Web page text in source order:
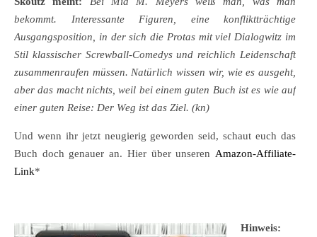
bekommt. Interessante Figuren, eine konfliktträchtige
Ausgangsposition, in der sich die Protas mit viel Dialogwitz im
Stil klassischer Screwball-Comedys und reichlich Leidenschaft
zusammenraufen müssen. Natürlich wissen wir, wie es ausgeht,
aber das macht nichts, weil bei einem guten Buch ist es wie auf
einer guten Reise: Der Weg ist das Ziel. (kn)
Und wenn ihr jetzt neugierig geworden seid, schaut euch das
Buch doch genauer an. Hier über unseren Amazon-Affiliate-
Link*
Hinweis: